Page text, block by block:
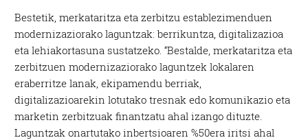
Bestetik, merkataritza eta zerbitzu establezimenduen
modernizaziorako laguntzak: berrikuntza, digitalizazioa
eta lehiakortasuna sustatzeko. “Bestalde, merkataritza eta
zerbitzuen modernizaziorako laguntzek lokalaren
eraberritze lanak, ekipamendu berriak,
digitalizazioarekin lotutako tresnak edo komunikazio eta
marketin zerbitzuak finantzatu ahal izango dituzte.
Laguntzak onartutako inbertsioaren %50era iritsi ahal